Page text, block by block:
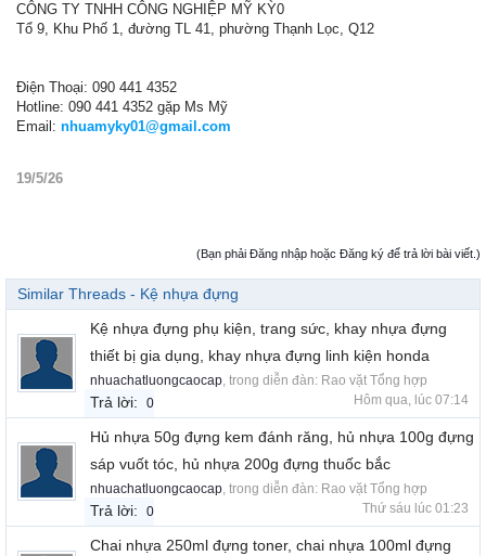
CÔNG TY TNHH CÔNG NGHIỆP MỸ KỲ0
Tổ 9, Khu Phố 1, đường TL 41, phường Thạnh Lọc, Q12
Điện Thoại: 090 441 4352
Hotline: 090 441 4352 gặp Ms Mỹ
Email: nhuamyky01@gmail.com
19/5/26
(Bạn phải Đăng nhập hoặc Đăng ký để trả lời bài viết.)
Similar Threads - Kệ nhựa đựng
Kệ nhựa đựng phụ kiện, trang sức, khay nhựa đựng
thiết bị gia dụng, khay nhựa đựng linh kiện honda
nhuachatluongcaocap, trong diễn đàn: Rao vặt Tổng hợp
Trả lời: 0 Hôm qua, lúc 07:14
Hủ nhựa 50g đựng kem đánh răng, hủ nhựa 100g đựng
sáp vuốt tóc, hủ nhựa 200g đựng thuốc bắc
nhuachatluongcaocap, trong diễn đàn: Rao vặt Tổng hợp
Trả lời: 0 Thứ sáu lúc 01:23
Chai nhựa 250ml đựng toner, chai nhựa 100ml đựng